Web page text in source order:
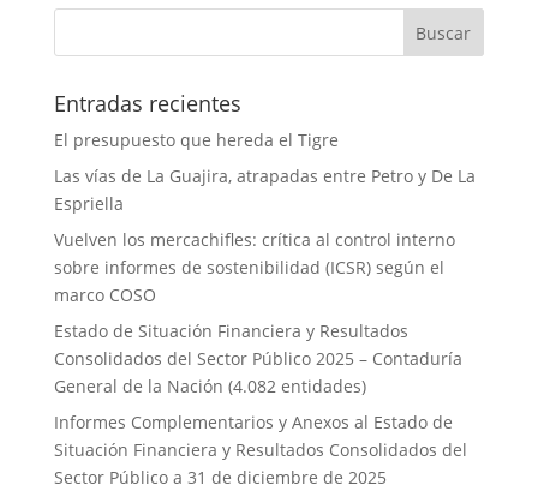
Entradas recientes
El presupuesto que hereda el Tigre
Las vías de La Guajira, atrapadas entre Petro y De La
Espriella
Vuelven los mercachifles: crítica al control interno
sobre informes de sostenibilidad (ICSR) según el
marco COSO
Estado de Situación Financiera y Resultados
Consolidados del Sector Público 2025 – Contaduría
General de la Nación (4.082 entidades)
Informes Complementarios y Anexos al Estado de
Situación Financiera y Resultados Consolidados del
Sector Público a 31 de diciembre de 2025